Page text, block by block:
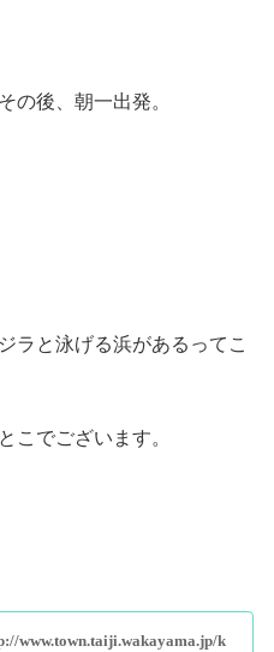
の後、朝一出発。
ラと泳げる浜があるってこ
こでございます。
www.town.taiji.wakayama.jp/k